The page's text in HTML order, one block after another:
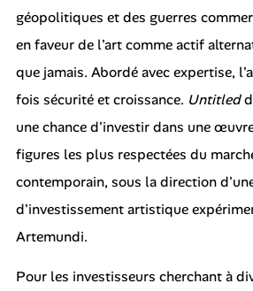
géopolitiques et des guerres
en faveur de l'art comme actif
que jamais. Abordé avec expertise,
fois sécurité et croissance. Untitled
une chance d'investir dans une
figures les plus respectées du
contemporain, sous la direction
d'investissement artistique
Artemundi.
Pour les investisseurs cherchant à